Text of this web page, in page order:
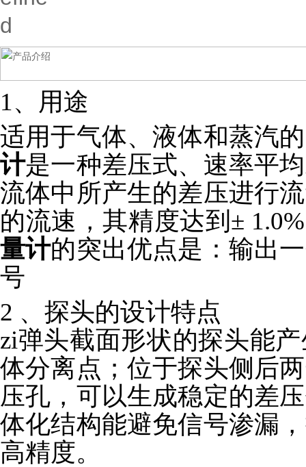
1、用途
适用于气体、液体和蒸汽
计是一种差压式、速率平
流体中所产生的差压进行
的流速，其精度达到±
量计的突出优点是：输出
号
2 、探头的设计特点
zi弹头截面形状的探头能
体分离点；位于探头侧后
压孔，可以生成稳定的差
体化结构能避免信号渗漏
高精度。